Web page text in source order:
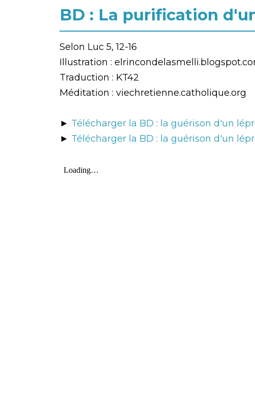
BD : La purification
Selon Luc 5, 12-16
Illustration :
Traduction : KT42
Méditation : viechretienne.catholique.org
► Télécharger la BD : la guérison d'un
► Télécharger la BD : la guérison d'un